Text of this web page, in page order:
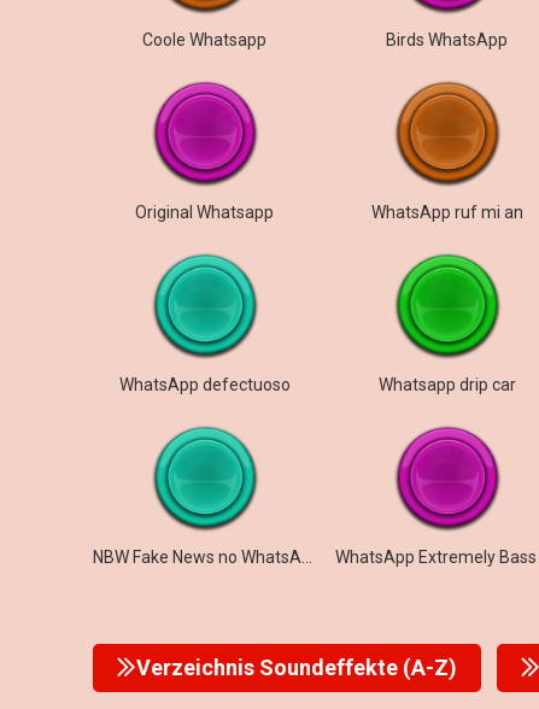
Coole Whatsapp Birds WhatsApp
Original Whatsapp WhatsApp ruf mi an
WhatsApp defectuoso Whatsapp drip car
Verzeichnis Soundeffekte (A-Z)